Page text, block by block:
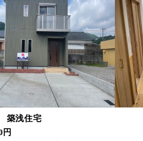
築浅住宅
リアの新築住宅になります。 一ヶ岡小学校まで徒歩7分！！ 駐車場 3台駐車
円